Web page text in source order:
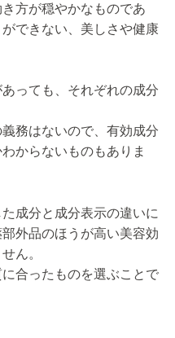
方が穏やかなものであ
できない、美しさや健康
っても、それぞれの成分
務はないので、有効成分
からないものもありま
成分と成分表示の違いに
外品のほうが高い美容効
ん。
合ったものを選ぶことで